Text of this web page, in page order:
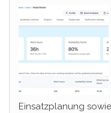
Einsatzplanung